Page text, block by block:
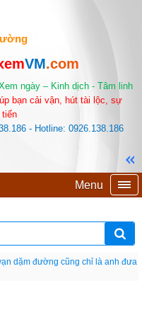
VM.com
ngày – Kinh dịch - Tâm linh
bạn cải vận, hút tài lộc, sự
tiến
- Hotline: 0926.138.186
Menu
dặm đường cũng chỉ là anh đưa